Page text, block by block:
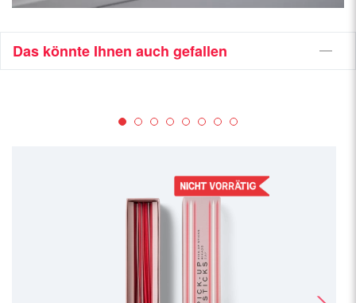
Das könnte Ihnen auch gefallen